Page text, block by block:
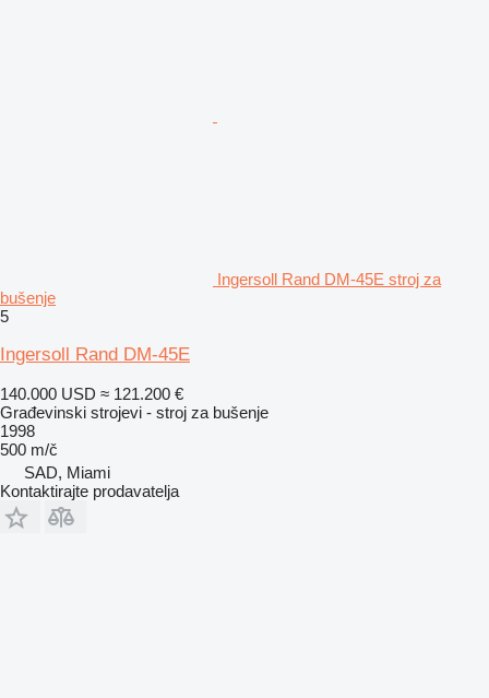
Ingersoll Rand DM-45E stroj za
bušenje
5
Ingersoll Rand DM-45E
140.000 USD ≈ 121.200 €
Građevinski strojevi - stroj za bušenje
1998
500 m/č
SAD, Miami
Kontaktirajte prodavatelja